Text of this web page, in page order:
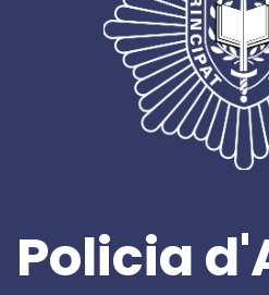
Policia